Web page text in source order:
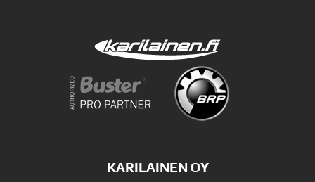
KARILAINEN OY